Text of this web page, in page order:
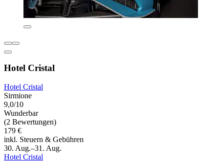
Hotel Cristal
Hotel Cristal
Sirmione
9,0/10
Wunderbar
(2 Bewertungen)
179 €
inkl. Steuern & Gebühren
30. Aug.–31. Aug.
Hotel Cristal